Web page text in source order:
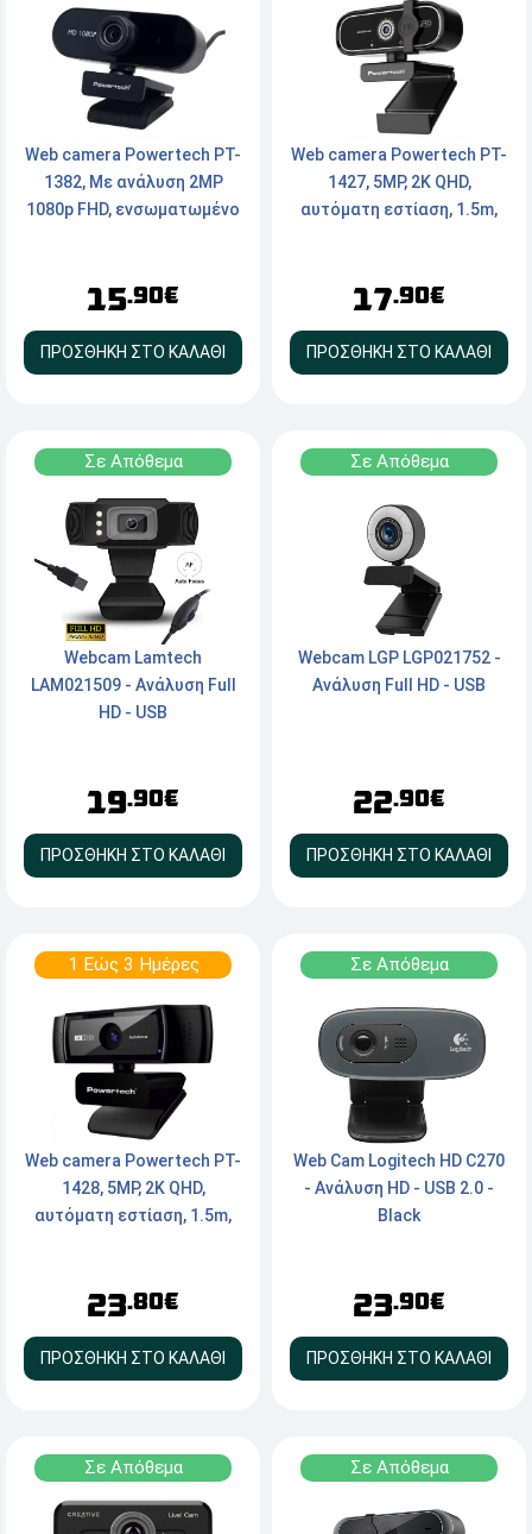
Web camera Powertech PT-
1382, Με ανάλυση 2MP
1080p FHD, ενσωματωμένο
μαύρη
15.90€
ΠΡΟΣΘΗΚΗ ΣΤΟ ΚΑΛΑΘΙ
Web camera Powertech PT-
1427, 5MP, 2K QHD,
αυτόματη εστίαση, 1.5m,
17.90€
ΠΡΟΣΘΗΚΗ ΣΤΟ ΚΑΛΑΘΙ
Σε Απόθεμα
Webcam Lamtech
LAM021509 - Ανάλυση Full
HD - USB
19.90€
ΠΡΟΣΘΗΚΗ ΣΤΟ ΚΑΛΑΘΙ
Σε Απόθεμα
Webcam LGP LGP021752 -
Ανάλυση Full HD - USB
22.90€
ΠΡΟΣΘΗΚΗ ΣΤΟ ΚΑΛΑΘΙ
1 Εώς 3 Ημέρες
Web camera Powertech PT-
1428, 5MP, 2K QHD,
αυτόματη εστίαση, 1.5m,
23.80€
ΠΡΟΣΘΗΚΗ ΣΤΟ ΚΑΛΑΘΙ
Σε Απόθεμα
Web Cam Logitech HD C270
- Ανάλυση HD - USB 2.0 -
Black
23.90€
ΠΡΟΣΘΗΚΗ ΣΤΟ ΚΑΛΑΘΙ
Σε Απόθεμα Σε Απόθεμα